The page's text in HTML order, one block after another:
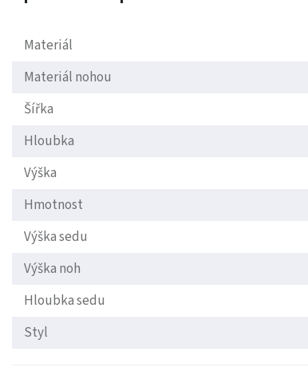
Materiál
Materiál nohou
Šířka
Hloubka
Výška
Hmotnost
Výška sedu
Výška noh
Hloubka sedu
Styl